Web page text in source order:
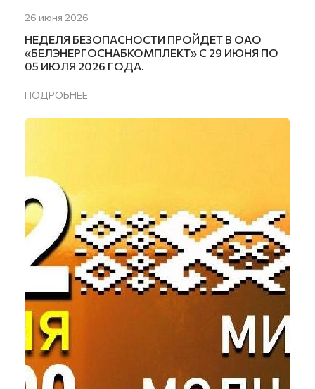
26 июня 2026
НЕДЕЛЯ БЕЗОПАСНОСТИ ПРОЙДЕТ В ОАО
«БЕЛЭНЕРГОСНАБКОМПЛЕКТ» С 29 ИЮНЯ ПО
05 ИЮЛЯ 2026 ГОДА.
ПОДРОБНЕЕ